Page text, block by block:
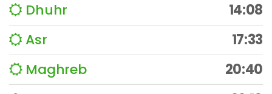
Dhuhr
14:08
Asr
17:33
Maghreb
20:40